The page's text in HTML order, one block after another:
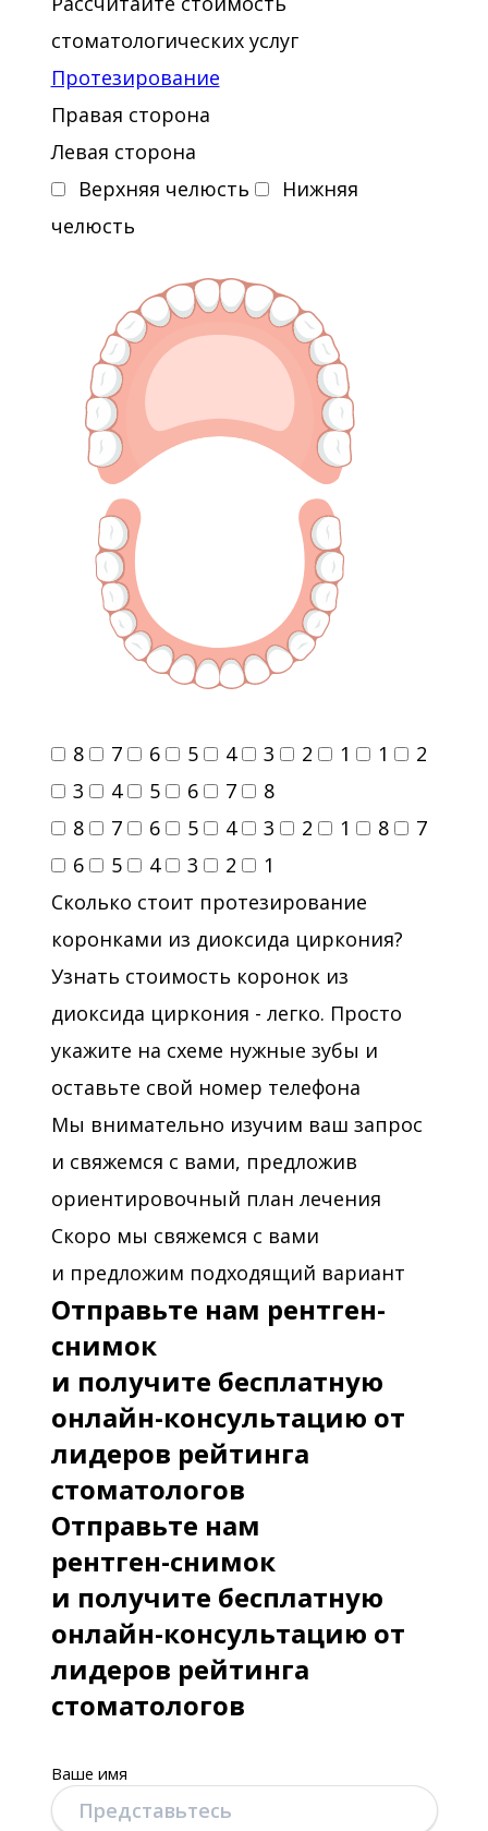
стоматологических услуг
Протезирование
Правая сторона
Левая сторона
Верхняя челюсть
Нижняя
челюсть
8 7 6 5 4 3 2 1 1
2
3
4 5 6 7
8
8
7 6 5 4 3 2 1 8
7
6
5 4 3 2
1
Сколько стоит протезирование
коронками из диоксида циркония?
Узнать стоимость коронок из
диоксида циркония - легко. Просто
укажите на схеме нужные зубы и
оставьте свой номер телефона
Мы внимательно изучим ваш запрос
и свяжемся с вами, предложив
ориентировочный план лечения
Скоро мы свяжемся с вами
и предложим подходящий вариант
Отправьте нам рентген-
снимок
и получите бесплатную
онлайн-консультацию от
лидеров рейтинга
стоматологов
Отправьте нам
рентген-снимок
и получите бесплатную
онлайн-консультацию от
лидеров рейтинга
стоматологов
Ваше имя